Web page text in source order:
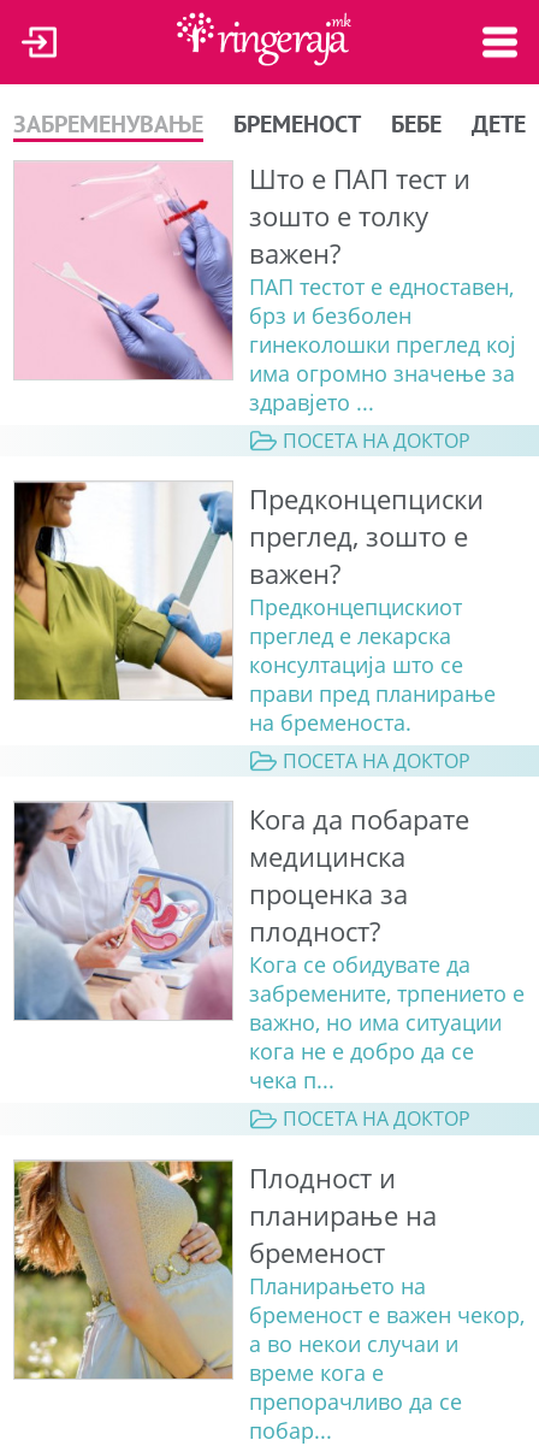
ЗАБРЕМЕНУВАЊЕ БРЕМЕНОСТ БЕБЕ ДЕТЕ
Што е ПАП тест и
зошто е толку
важен?
ПАП тестот е едноставен,
брз и безболен
гинеколошки преглед кој
има огромно значење за
здравјето ...
ПОСЕТА НА ДОКТОР
Предконцепциски
преглед, зошто е
важен?
Предконцепцискиот
преглед е лекарска
консултација што се
прави пред планирање
на бременоста.
ПОСЕТА НА ДОКТОР
Кога да побарате
медицинска
проценка за
плодност?
Кога се обидувате да
забремените, трпението е
важно, но има ситуации
кога не е добро да се
чека п...
ПОСЕТА НА ДОКТОР
Плодност и
планирање на
бременост
Планирањето на
бременост е важен чекор,
а во некои случаи и
време кога е
препорачливо да се
побар...